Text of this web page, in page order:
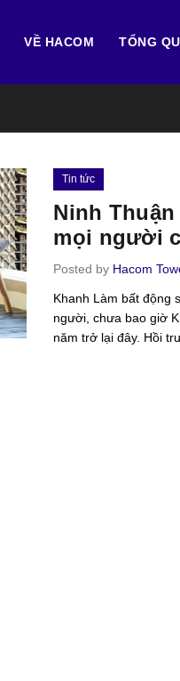
VỀ HACOM TỔNG
Tin tức
Ninh
mọi người
Posted by Hacom
Khanh Làm bất động
người, chưa bao giờ
năm trở lại đây. Hồi